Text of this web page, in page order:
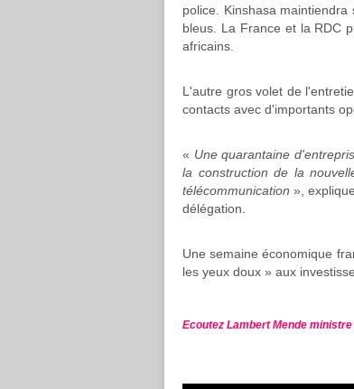
police. Kinshasa
bleus. La France et la RDC
africains.
L'autre gros volet de
contacts avec d'importants
« Une quarantaine
la construction de la
télécommunication »,
délégation.
Une semaine économique
les yeux doux » aux
Ecoutez Lambert Mende